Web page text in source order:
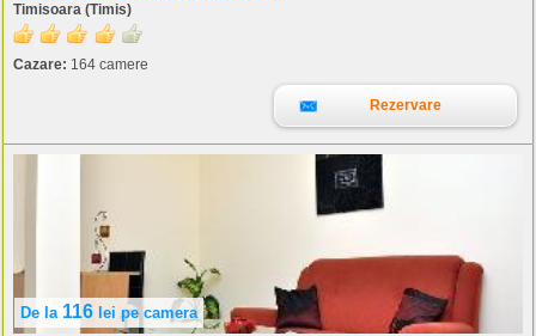
Timisoara (Timis)
Cazare: 164 camere
Rezervare
De la 116 leipe camera